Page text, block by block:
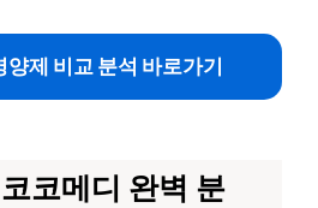
양제 비교 분석 바로가기
코메디 완벽 분